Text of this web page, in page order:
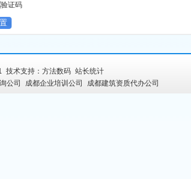
技术支持： 方法数码 站长统计
公司 成都企业培训公司 成都建筑资质代办公司